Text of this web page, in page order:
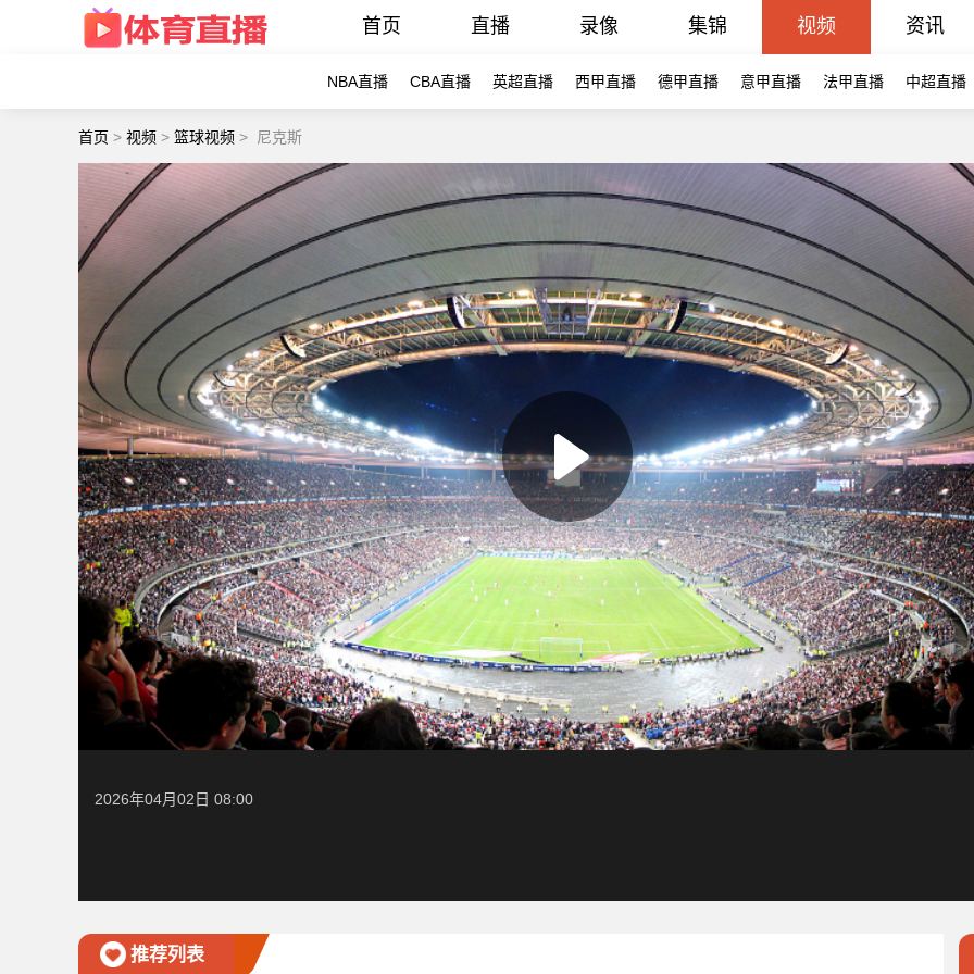
首页 直播 录像 集锦 视频 资讯
NBA直播 CBA直播 英超直播 西甲直播 德甲直播 意甲直播 法甲直播 中超直播
首页 > 视频 > 篮球视频 > 尼克斯
2026年04月02日 08:00
推荐列表